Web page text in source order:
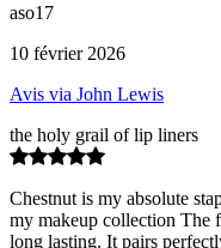
aso17
10 février 2026
Avis via John Lewis
the holy grail of lip liners
Chestnut is my absolute
my makeup collection The
long lasting. It pairs